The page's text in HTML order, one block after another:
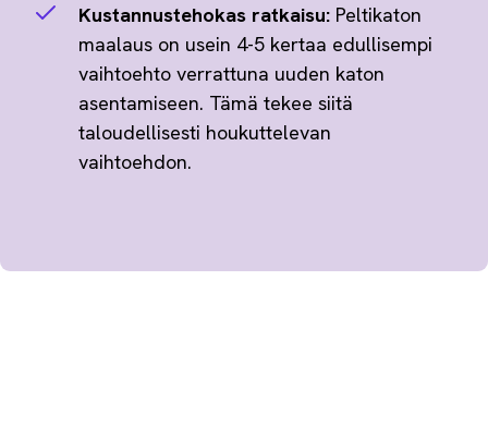
Kustannustehokas ratkaisu: Peltikaton
maalaus on usein 4-5 kertaa edullisempi
vaihtoehto verrattuna uuden katon
asentamiseen. Tämä tekee siitä
taloudellisesti houkuttelevan
vaihtoehdon.